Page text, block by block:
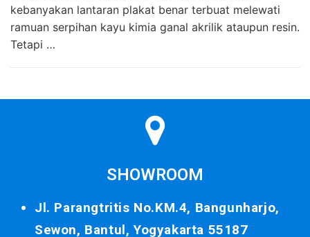
kebanyakan lantaran plakat benar terbuat melewati
ramuan serpihan kayu kimia ganal akrilik ataupun resin.
Tetapi …
SHOWROOM
Jl. Parangtritis No.KM.4, Bangunharjo,
Sewon, Bantul, Yogyakarta 55187